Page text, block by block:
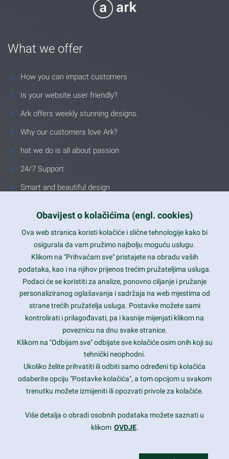
What we offer
How you can impact customers
Is your website user friendly?
Ark offers weekly stunning designs.
Why our customers love Ark?
hat we do is all about passion
24/7 Support
Smart and beautiful design
Latest trends and much more...
Contact Info
1600 Amphitheatre Parkway, Mountain View, CA 94043
prothemes.net@gmail.com
Daily: 9:00 am - 6:00 pm
Sunday: Closed
Copyright 2017FRESHFACE© All Rights Reserved
Obavijest o kolačićima (engl. cookies)
Ova web stranica koristi kolačiće i slične tehnologije kako bi
osigurala da vam pružimo najbolju moguću uslugu.
Klikom na "Prihvaćam sve" pristajete na obradu vaših
podataka, kao i na njihov prijenos trećim pružateljima usluga.
Podaci će se koristiti za analize, ponovno ciljanje i pružanje
personaliziranog oglašavanja i sadržaja na web mjestima od
strane trećih pružatelja usluga. Postavke možete sami
kontrolirati i prilagođavati, pa i kasnije mijenjati klikom na
poveznicu na dnu svake stranice.
Klikom na "Odbijam sve" odbijate sve kolačiće osim onih koji su
tehnički neophodni.
Ukoliko želite prihvatiti ili odbiti samo određeni tip kolačića
odaberite opciju "Postavke kolačića", a tom opcijom u svakom
trenutku možete izmijeniti ili opozvati privole za kolačiće.
Više detalja o obradi osobnih podataka možete saznati u
klikom OVDJE.